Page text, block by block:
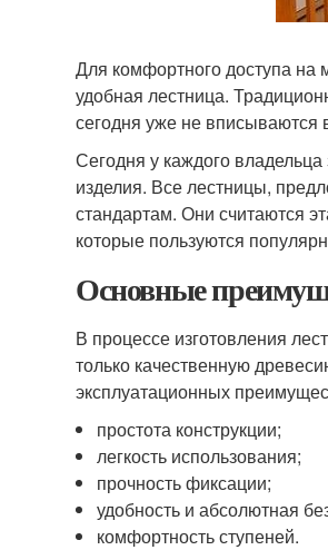
Для комфортного доступа на
удобная лестница.
сегодня уже не
Сегодня у каждого
изделия. Все лестницы,
стандартам. Они считаются
которые пользуются
Основные
В процессе изготовления
только качественную
эксплуатационных
простота конструкции;
легкость использования;
прочность фиксации;
удобность и абсолютная
комфортность ступеней.